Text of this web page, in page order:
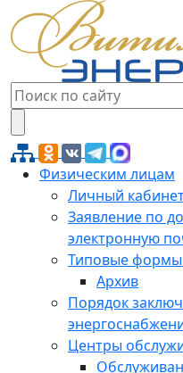
Физическим лицам
Личный
Заявление по
электронную
Типовые формы
Архив
Порядок
Центры